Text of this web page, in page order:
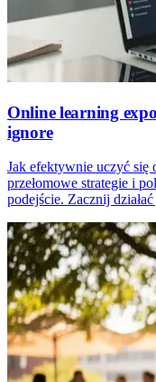
Online learning
ignore
Jak efektywnie uczyć się
przełomowe strategie i
podejście. Zacznij